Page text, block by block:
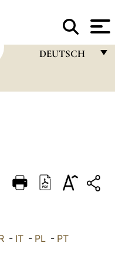
DEUTSCH
DEUTSCH
العربيّة - IT - PL - PT